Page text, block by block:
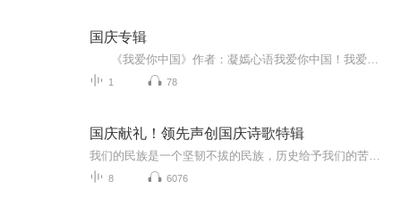
国庆专辑
1 78
国庆献礼！领先声创国庆诗歌特辑
8 6076